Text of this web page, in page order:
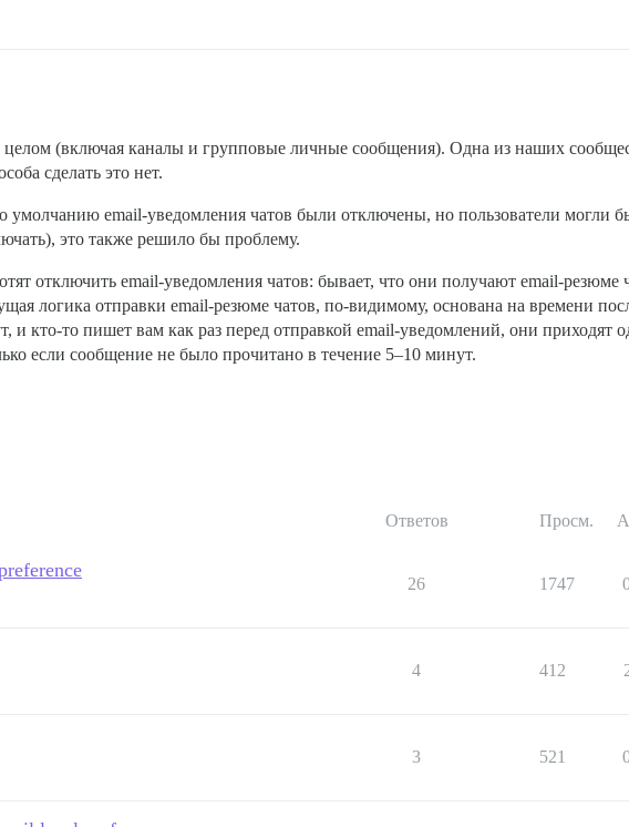
целом (включая каналы и групповые личные сообщения). Одна из наших
сделать это нет.
умолчанию email-уведомления чатов были отключены, но пользователи могли
это также решило бы проблему.
отключить email-уведомления чатов: бывает, что они получают email-резюме
логика отправки email-резюме чатов, по-видимому, основана на времени
и кто-то пишет вам как раз перед отправкой email-уведомлений, они приходят
если сообщение не было прочитано в течение 5–10 минут.
Ответов Просм.
26 1747
4 412
3 521